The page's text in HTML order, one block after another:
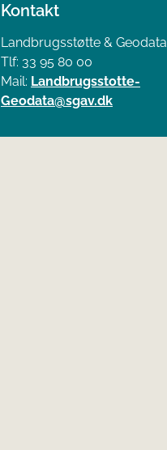
Kontakt
Landbrugsstøtte & Geodata
Tlf: 33 95 80 00
Mail: Landbrugsstotte-
Geodata@sgav.dk